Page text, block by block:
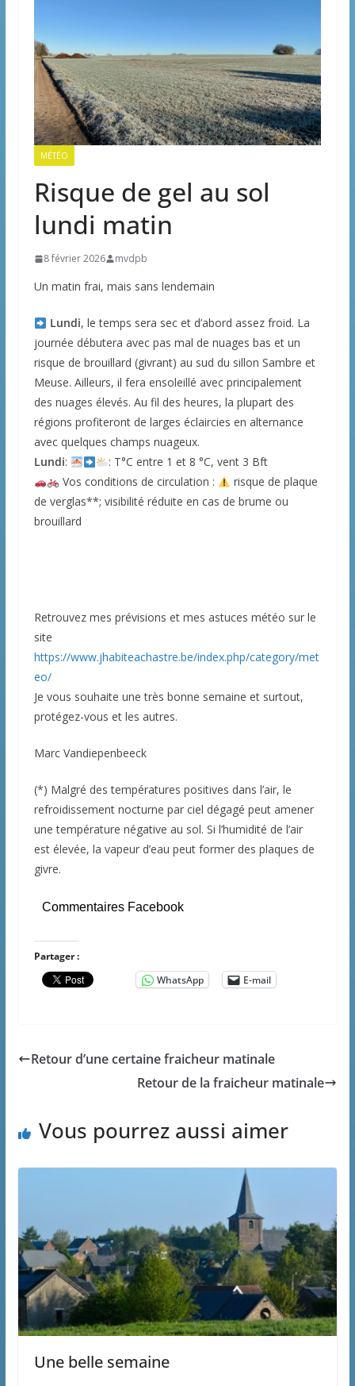
MÉTÉO
Risque de gel au sol
lundi matin
8 février 2026 mvdpb
Un matin frai, mais sans lendemain
Lundi, le temps sera sec et d’abord assez froid. La
journée débutera avec pas mal de nuages bas et un
risque de brouillard (givrant) au sud du sillon Sambre et
Meuse. Ailleurs, il fera ensoleillé avec principalement
des nuages élevés. Au fil des heures, la plupart des
régions profiteront de larges éclaircies en alternance
avec quelques champs nuageux.
Lundi:
: T°C entre 1 et 8 °C, vent 3 Bft
Vos conditions de circulation :
risque de plaque
de verglas**; visibilité réduite en cas de brume ou
brouillard
Retrouvez mes prévisions et mes astuces météo sur le
site
https://www.jhabiteachastre.be/index.php/category/met
eo/
Je vous souhaite une très bonne semaine et surtout,
protégez-vous et les autres.
Marc Vandiepenbeeck
(*) Malgré des températures positives dans l’air, le
refroidissement nocturne par ciel dégagé peut amener
une température négative au sol. Si l’humidité de l’air
est élevée, la vapeur d’eau peut former des plaques de
givre.
Commentaires Facebook
Partager :
WhatsApp
E-mail
Retour d’une certaine fraicheur matinale
Retour de la fraicheur matinale
Vous pourrez aussi aimer
Une belle semaine